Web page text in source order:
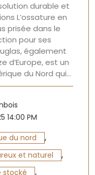
durable et
L’ossature en
prisée dans le
pour ses
également
d’Europe, est un
du Nord qui…
14:00 PM
du nord ,
et naturel ,
stocké ,